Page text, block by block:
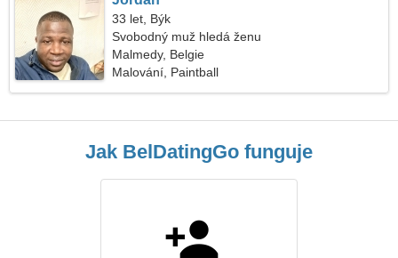
33 let, Býk
Svobodný muž hledá ženu
Malmedy, Belgie
Malování, Paintball
Jak BelDatingGo funguje